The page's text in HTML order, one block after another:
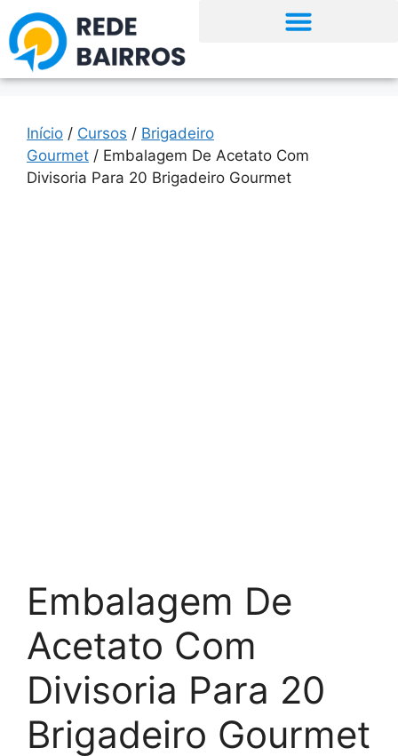
Início / Cursos / Brigadeiro
Gourmet / Embalagem De Acetato Com
Divisoria Para 20 Brigadeiro Gourmet
Embalagem De
Acetato Com
Divisoria Para 20
Brigadeiro Gourmet